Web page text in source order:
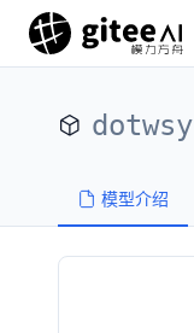
dotwsy
模型介绍